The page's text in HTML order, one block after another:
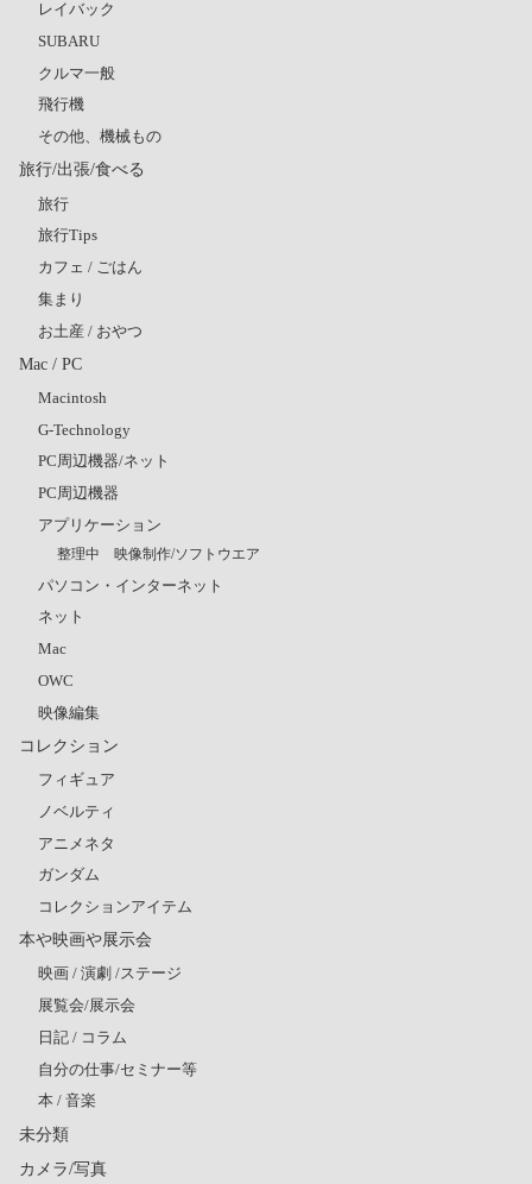
レイバック
SUBARU
クルマ一般
飛行機
その他、機械もの
旅行/出張/食べる
旅行
旅行Tips
カフェ / ごはん
集まり
お土産 / おやつ
Mac / PC
Macintosh
G-Technology
PC周辺機器/ネット
PC周辺機器
アプリケーション
整理中 映像制作/ソフトウエア
パソコン・インターネット
ネット
Mac
OWC
映像編集
コレクション
フィギュア
ノベルティ
アニメネタ
ガンダム
コレクションアイテム
本や映画や展示会
映画 / 演劇 /ステージ
展覧会/展示会
日記 / コラム
自分の仕事/セミナー等
本 / 音楽
未分類
カメラ/写真